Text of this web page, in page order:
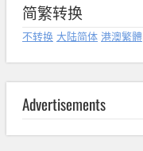
简繁转换
不转换 大陆简体 港澳繁體
Advertisements